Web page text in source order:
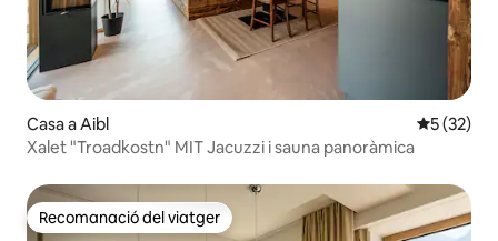
Casa a Aibl 5 de
5 (32)
Xalet "Troadkostn" MIT Jacuzzi i sauna panoràmica
Recomanació del viatger
Recomanació del viatger